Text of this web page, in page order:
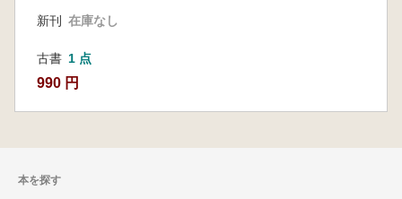
新刊 在庫なし
古書 1 点
990 円
本を探す